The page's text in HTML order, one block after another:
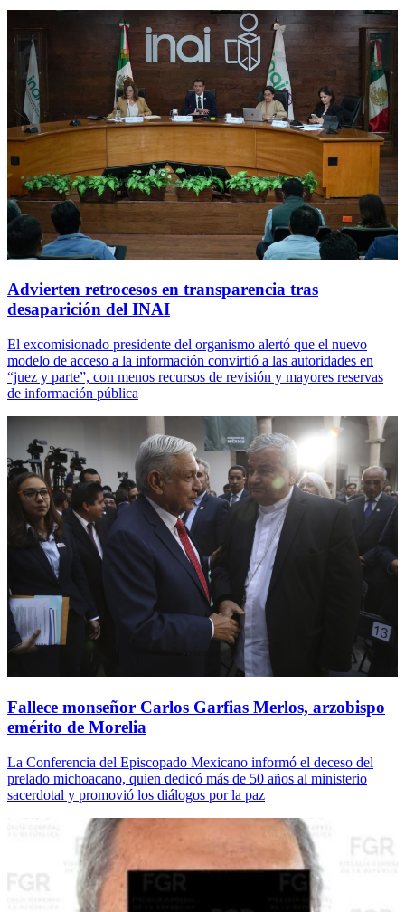
Advierten retrocesos en transparencia tras
desaparición del INAI
El excomisionado presidente del organismo alertó que el nuevo
modelo de acceso a la información convirtió a las autoridades en
“juez y parte”, con menos recursos de revisión y mayores reservas
de información pública
Fallece monseñor Carlos Garfias Merlos, arzobispo
emérito de Morelia
La Conferencia del Episcopado Mexicano informó el deceso del
prelado michoacano, quien dedicó más de 50 años al ministerio
sacerdotal y promovió los diálogos por la paz